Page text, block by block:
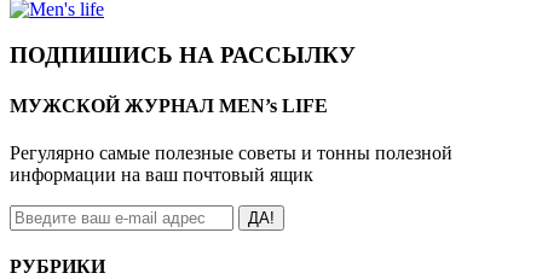
ПОДПИШИСЬ НА РАССЫЛКУ
МУЖСКОЙ ЖУРНАЛ MEN’s LIFE
Регулярно самые полезные советы и тонны полезной
информации на ваш почтовый ящик
ДА!
РУБРИКИ